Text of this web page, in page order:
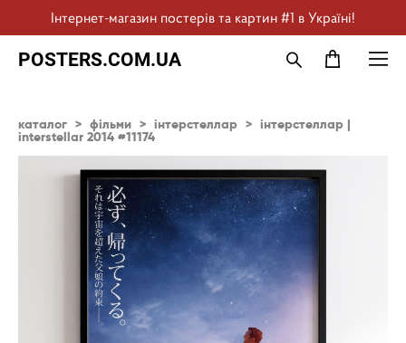
Інтернет-магазин постерів та картин #1 в Україні!
POSTERS.COM.UA
каталог > фільми > інтерстеллар > інтерстеллар |
interstellar 2014 #11174